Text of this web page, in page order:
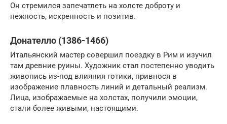
Он стремился запечатлеть на холсте доброту и
нежность, искренность и позитив.
Донателло (1386-1466)
Итальянский мастер совершил поездку в Рим и изучил
там древние руины. Художник стал постепенно уводить
живопись из-под влияния готики, привнося в
изображение плавность линий и детальный реализм.
Лица, изображаемые на холстах, получили эмоции,
стали более живыми, настоящими.